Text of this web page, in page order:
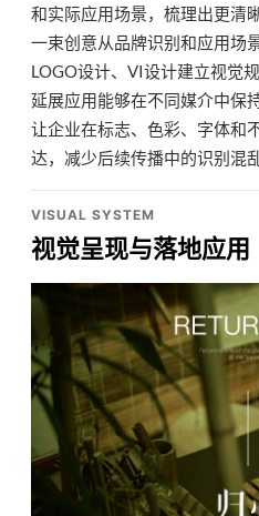
和实际应用场景，梳理出更清
一束创意从品牌识别和应用场
LOGO设计、VI设计建立视觉
延展应用能够在不同媒介中保
让企业在标志、色彩、字体和
达，减少后续传播中的识别混乱
VISUAL SYSTEM
视觉呈现与落地应用